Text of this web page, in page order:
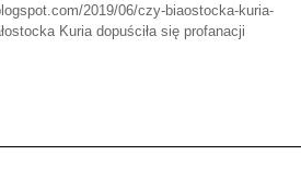
2019/06/czy-biaostocka-kuria-
Kuria dopuściła się profanacji